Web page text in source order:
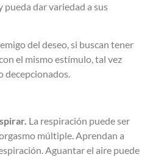
pueda dar variedad a sus
del deseo, si buscan tener
el mismo estímulo, tal vez
decepcionados.
La respiración puede ser
múltiple. Aprendan a
Aguantar el aire puede